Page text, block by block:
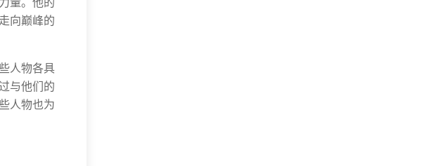
量。他的
向巅峰的
人物各具
与他们的
人物也为